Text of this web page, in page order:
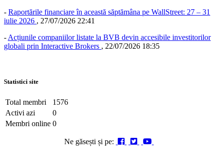
- Raportările financiare în această săptămâna pe WallStreet: 27 – 31
iulie 2026 , 27/07/2026 22:41
- Acțiunile companiilor listate la BVB devin accesibile investitorilor
globali prin Interactive Brokers , 22/07/2026 18:35
Statistici site
Total membri
1576
Activi azi
0
Membri online 0
Ne găsești și pe: